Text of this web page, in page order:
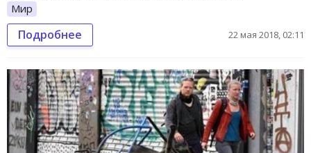
Мир
Подробнее 22 мая 2018, 02:11